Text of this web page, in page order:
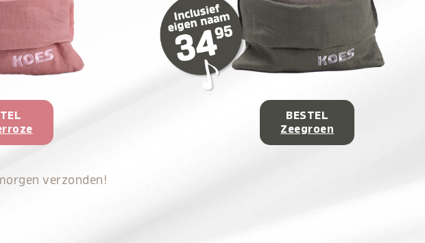
BESTEL
Zeegroen
verzonden!